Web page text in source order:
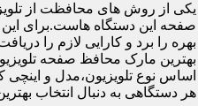
یکی از روش های محافظت از
صفحه این دستگاه هاست.برای این
بهره را برد و کارایی لازم را
بهترین مارک محافظ صفحه
اساس نوع تلویزیون،مدل و اینچی
هر دستگاهی به دنبال انتخاب